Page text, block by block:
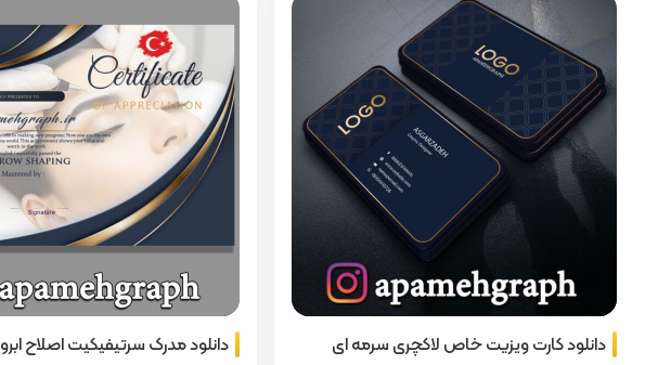
دانلود کارت ویزیت خاص لاکچری سرمه ای
دانلود مدرک سرتیفیکیت اصلاح ابرو